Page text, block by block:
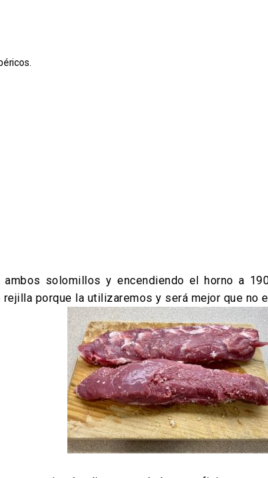
ambos solomillos y encendiendo el horno a
rejilla porque la utilizaremos y será mejor que no